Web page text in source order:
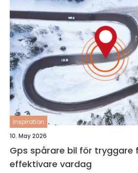
inspiration
10. May 2026
Gps spårare bil för tryggare
effektivare vardag